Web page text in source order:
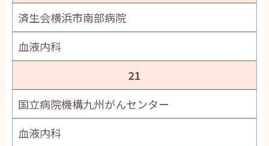
済生会横浜市南部病院
血液内科
21
国立病院機構九州がんセンター
血液内科